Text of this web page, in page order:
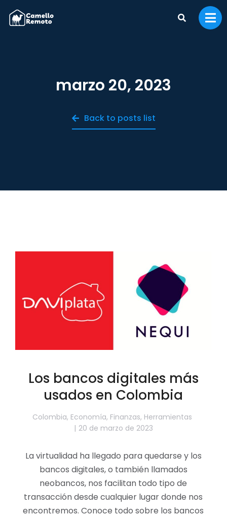
marzo 20, 2023
Back to posts list
Los bancos digitales más
usados en Colombia
Colombia, Economía, Finanzas, Herramientas
20 de marzo de 2023
La virtualidad ha llegado para quedarse y los
bancos digitales, o también llamados
neobancos, nos facilitan todo tipo de
transacción desde cualquier lugar donde nos
encontremos. Conoce todo sobre los bancos